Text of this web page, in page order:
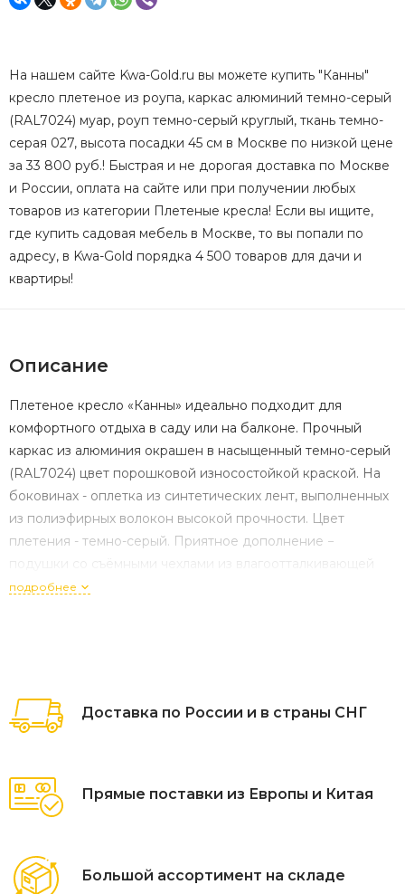
На нашем сайте Kwa-Gold.ru вы можете купить "Канны"
кресло плетеное из роупа, каркас алюминий темно-серый
(RAL7024) муар, роуп темно-серый круглый, ткань темно-
серая 027, высота посадки 45 см в Москве по низкой цене
за 33 800 руб.! Быстрая и не дорогая доставка по Москве
и России, оплата на сайте или при получении любых
товаров из категории Плетеные кресла! Если вы ищите,
где купить садовая мебель в Москве, то вы попали по
адресу, в Kwa-Gold порядка 4 500 товаров для дачи и
квартиры!
Описание
Плетеное кресло «Канны» идеально подходит для
комфортного отдыха в саду или на балконе. Прочный
каркас из алюминия окрашен в насыщенный темно-серый
(RAL7024) цвет порошковой износостойкой краской. На
боковинах - оплетка из синтетических лент, выполненных
из полиэфирных волокон высокой прочности. Цвет
плетения - темно-серый. Приятное дополнение −
подушки со съёмными чехлами из влагоотталкивающей
ткани, устойчивой к ультрафиолетовым лучам и
подробнее
Доставка по России и в страны СНГ
Прямые поставки из Европы и Китая
Большой ассортимент на складе